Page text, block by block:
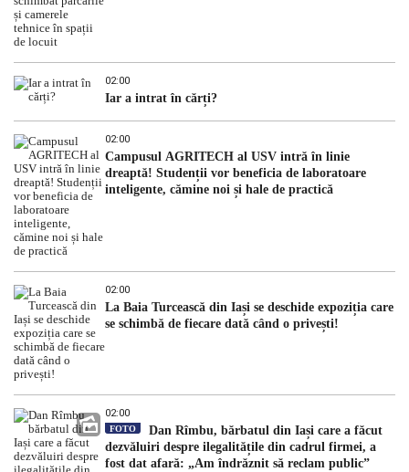
02:00
Iar a intrat în cărți?
02:00
Campusul AGRITECH al USV intră în linie
dreaptă! Studenții vor beneficia de laboratoare
inteligente, cămine noi și hale de practică
02:00
La Baia Turcească din Iași se deschide expoziția care
se schimbă de fiecare dată când o privești!
02:00
FOTO
Dan Rîmbu, bărbatul din Iași care a făcut
dezvăluiri despre ilegalitățile din cadrul firmei, a
fost dat afară: „Am îndrăznit să reclam public”